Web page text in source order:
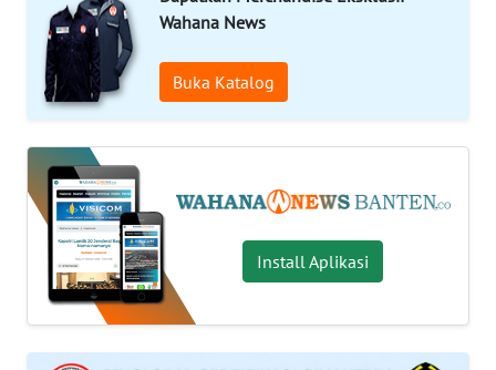
Wahana News
Buka Katalog
Install Aplikasi
INDEKS
BERITA
KONTAK
INFO
IKLAN
TENTANG
KAMI
PEDOMAN